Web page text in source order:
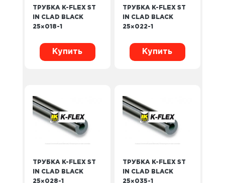
ТРУБКА K-FLEX ST
IN CLAD BLACK
25×018-1
Купить
ТРУБКА K-FLEX ST
IN CLAD BLACK
25×022-1
Купить
ТРУБКА K-FLEX ST
IN CLAD BLACK
25×028-1
ТРУБКА K-FLEX ST
IN CLAD BLACK
25×035-1